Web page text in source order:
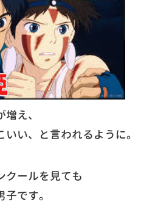
え、
い、と言われるように。
クールを見ても
です。